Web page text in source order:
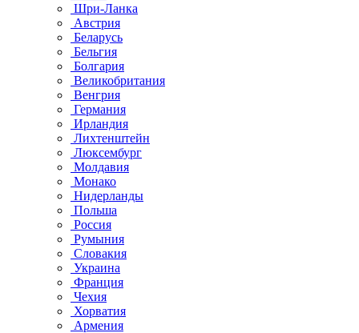
Шри-Ланка
Австрия
Беларусь
Бельгия
Болгария
Великобритания
Венгрия
Германия
Ирландия
Лихтенштейн
Люксембург
Молдавия
Монако
Нидерланды
Польша
Россия
Румыния
Словакия
Украина
Франция
Чехия
Хорватия
Армения